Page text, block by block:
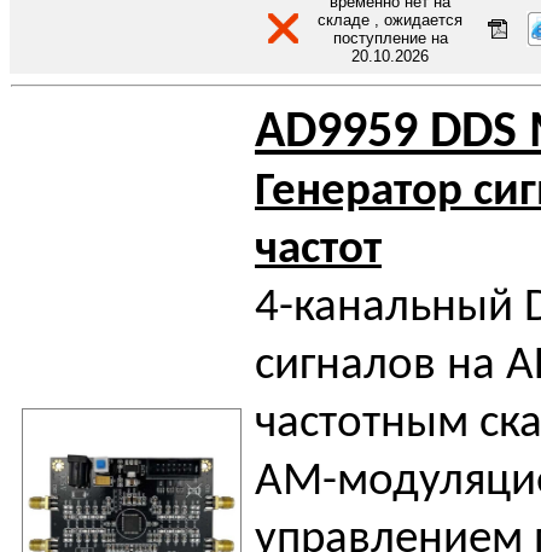
складе , ожидается
поступление на
20.10.2026
AD9959
Генератор
частот
4-канальный
сигналов на
частотным
AM-
управлением